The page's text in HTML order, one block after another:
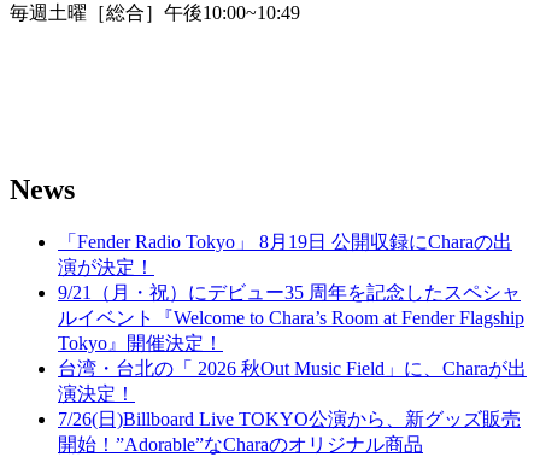
毎週土曜［総合］午後10:00~10:49
News
「Fender Radio Tokyo」 8月19日 公開収録にCharaの出
演が決定！
9/21（月・祝）にデビュー35 周年を記念したスペシャ
ルイベント『Welcome to Chara’s Room at Fender Flagship
Tokyo』開催決定！
台湾・台北の「 2026 秋Out Music Field」に、Charaが出
演決定！
7/26(日)Billboard Live TOKYO公演から、新グッズ販売
開始！”Adorable”なCharaのオリジナル商品